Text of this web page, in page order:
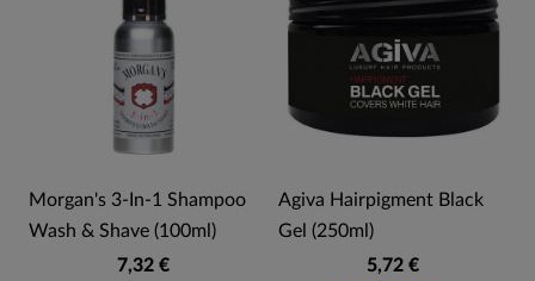
Morgan's 3-In-1 Shampoo
Wash & Shave (100ml)
7,32 €
Agiva Hairpigment Black
Gel (250ml)
5,72 €